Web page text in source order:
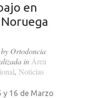
en
by Ortodoncia
in Área
, Noticias
y 16 de Marzo